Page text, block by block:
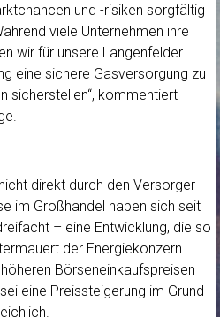
und -risiken sorgfältig
viele Unternehmen ihre
wir für unsere Langenfelder
eine sichere Gasversorgung zu
sicherstellen“, kommentiert
direkt durch den Versorger
im Großhandel haben sich seit
– eine Entwicklung, die so
der Energiekonzern.
Börseneinkaufspreisen
eine Preissteigerung im Grund-